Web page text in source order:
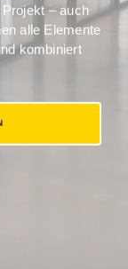
– auch
alle Elemente
kombiniert